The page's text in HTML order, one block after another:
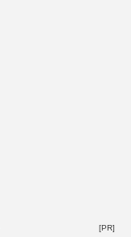
[PR]